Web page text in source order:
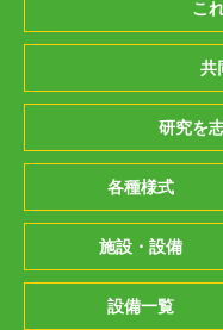
こ
共
研究を
各種様式
施設・設備
設備一覧